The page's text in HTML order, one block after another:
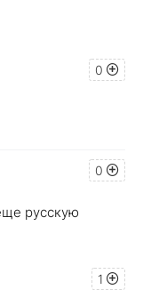
0
0
русскую
1